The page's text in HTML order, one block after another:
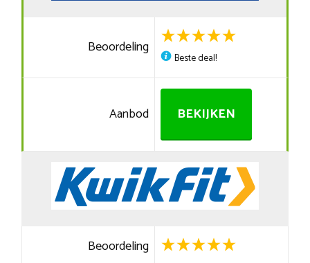
Beoordeling
Beste deal!
Aanbod BEKIJKEN
Beoordeling